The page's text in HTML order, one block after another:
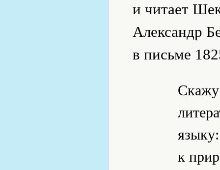
и читает
Александр
в письме
к